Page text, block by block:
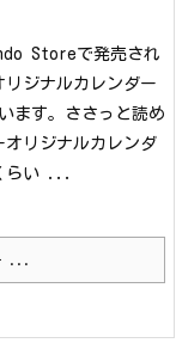
Storeで発売され
ジナルカレンダー
ます。
ささっと読め
オリジナルカレンダ
らい ...
...